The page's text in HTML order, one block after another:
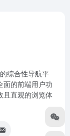
综合性导航平
面的前端用户功
且直观的浏览体